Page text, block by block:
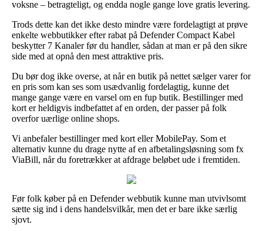
voksne – betragteligt, og endda nogle gange love gratis levering.
Trods dette kan det ikke desto mindre være fordelagtigt at prøve
enkelte webbutikker efter rabat på Defender Compact Kabel
beskytter 7 Kanaler før du handler, sådan at man er på den sikre
side med at opnå den mest attraktive pris.
Du bør dog ikke overse, at når en butik på nettet sælger varer for
en pris som kan ses som usædvanlig fordelagtig, kunne det
mange gange være en varsel om en fup butik. Bestillinger med
kort er heldigvis indbefattet af en orden, der passer på folk
overfor uærlige online shops.
Vi anbefaler bestillinger med kort eller MobilePay. Som et
alternativ kunne du drage nytte af en afbetalingsløsning som fx
ViaBill, når du foretrækker at afdrage beløbet ude i fremtiden.
Før folk køber på en Defender webbutik kunne man utvivlsomt
sætte sig ind i dens handelsvilkår, men det er bare ikke særlig
sjovt.